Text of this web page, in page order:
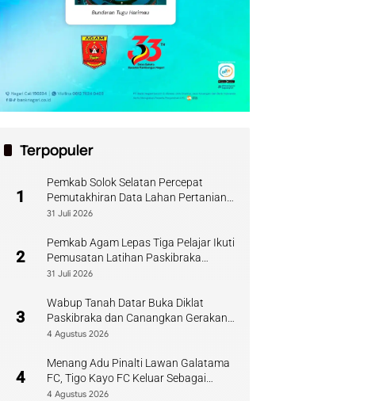
Terpopuler
1
Pemkab Solok Selatan Percepat
Pemutakhiran Data Lahan Pertanian
Pangan Berkelanjutan
31 Juli 2026
2
Pemkab Agam Lepas Tiga Pelajar Ikuti
Pemusatan Latihan Paskibraka
Sumbar
31 Juli 2026
3
Wabup Tanah Datar Buka Diklat
Paskibraka dan Canangkan Gerakan
Bendera
4 Agustus 2026
4
Menang Adu Pinalti Lawan Galatama
FC, Tigo Kayo FC Keluar Sebagai
Juara Piala Walikota Payakumbuh
4 Agustus 2026